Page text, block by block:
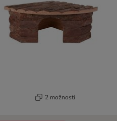
2 možností